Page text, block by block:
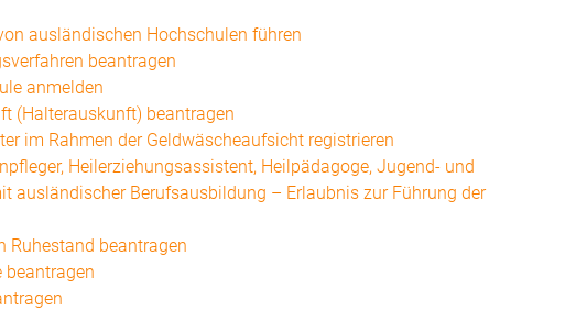
ausländischen Hochschulen führen
beantragen
anmelden
(Halterauskunft) beantragen
im Rahmen der Geldwäscheaufsicht registrieren
Heilerziehungsassistent, Heilpädagoge, Jugend- und
ausländischer Berufsausbildung – Erlaubnis zur Führung der
Ruhestand beantragen
beantragen